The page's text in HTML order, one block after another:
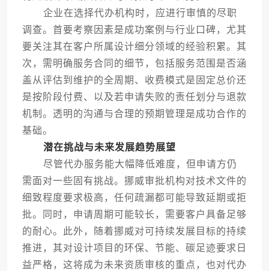
企业在选择代办机构时，应进行审慎的尽职
调查。首要考察因素是成功案例与行业口碑，尤其
要关注其在客户所属设计细分领域的经验积累。其
次，需明确服务合同的细节，包括服务范围是否涵
盖从评估到维护的全周期、收费模式是固定总价还
是按阶段付费、以及若申请失败的责任划分与退款
机制。透明的沟通与合理的预期管理是成功合作的
基础。
潜在挑战与未来发展趋势展望
尽管代办服务能大幅降低难度，但申请方仍
需面对一些固有挑战。挪威审批机构对技术文件的
细致程度要求极高，任何疏漏都可能导致延期或拒
批。同时，申请周期可能较长，需要客户具备足够
的耐心。此外，随着挪威对可持续发展目标的持续
推进，其对设计项目的环保、节能、碳足迹要求日
益严格，这将成为未来资质审核的重点，也对代办